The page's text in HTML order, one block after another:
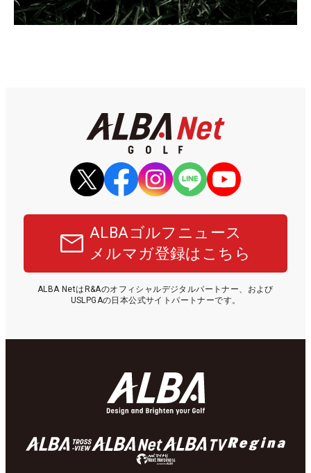
ALBAゴルフニュース
メルマガ登録はこちら
ALBA NetはR&Aのオフィシャルデジタルパートナー、および
USLPGAの日本公式サイトパートナーです。